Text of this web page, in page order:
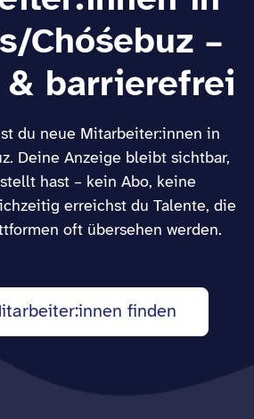
Chóśebuz –
barrierefrei
du neue Mitarbeiter:innen in
Deine Anzeige bleibt sichtbar,
hast – kein Abo, keine
erreichst du Talente, die
oft übersehen werden.
finden